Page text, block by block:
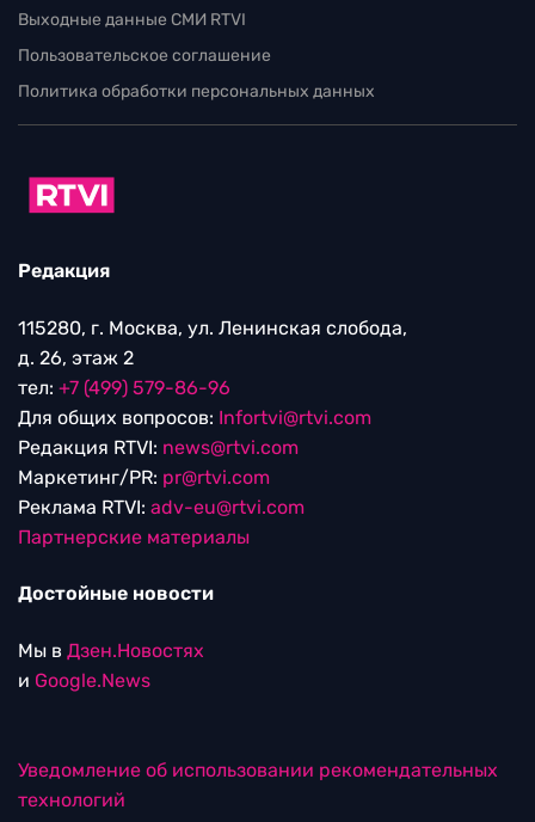
Выходные данные СМИ RTVI
Пользовательское соглашение
Политика обработки персональных данных
Редакция
115280, г. Москва, ул. Ленинская слобода,
д. 26, этаж 2
тел: +7 (499) 579-86-96
Для общих вопросов: Infortvi@rtvi.com
Редакция RTVI: news@rtvi.com
Маркетинг/PR: pr@rtvi.com
Реклама RTVI: adv-eu@rtvi.com
Партнерские материалы
Достойные новости
Мы в Дзен.Новостях
и Google.News
Уведомление об использовании рекомендательных
технологий